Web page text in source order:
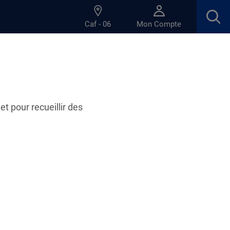
pour recueillir des
Caf - 06 Mon Compte